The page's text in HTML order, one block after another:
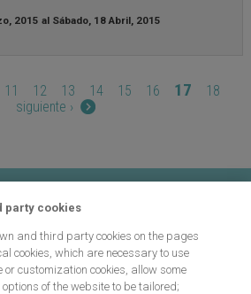
2015 al Sábado, 18 Abril, 2015
11 12 13 14 15 16 17
18
siguiente ›
party cookies
and third party cookies on the pages
cookies, which are necessary to use
or customization cookies, allow some
of the website to be tailored;